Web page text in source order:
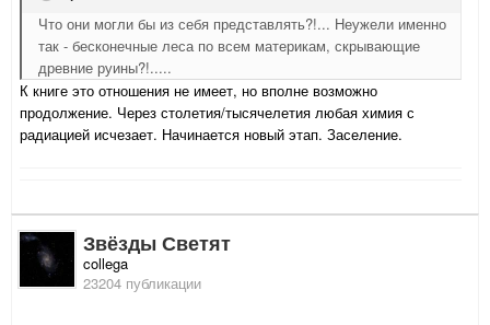
Что они могли бы из себя представлять?!... Неужели именно
так - бесконечные леса по всем материкам, скрывающие
древние руины?!.....
К книге это отношения не имеет, но вполне возможно
продолжение. Через столетия/тысячелетия любая химия с
радиацией исчезает. Начинается новый этап. Заселение.
Звёзды Светят
collega
23204 публикации